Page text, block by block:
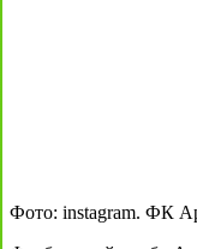
Фото: instagram. ФК